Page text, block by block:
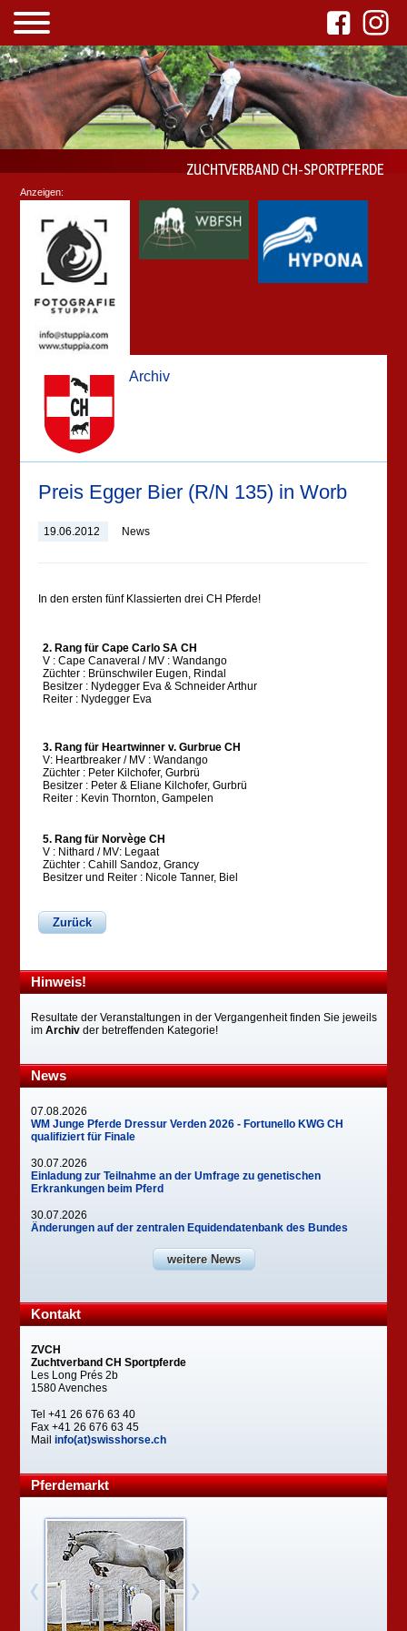
ZUCHTVERBAND CH-SPORTPFERDE
Archiv
Preis Egger Bier (R/N 135) in Worb
19.06.2012 News
In den ersten fünf Klassierten drei CH Pferde!
2. Rang für Cape Carlo SA CH
V : Cape Canaveral / MV : Wandango
Züchter : Brünschwiler Eugen, Rindal
Besitzer : Nydegger Eva & Schneider Arthur
Reiter : Nydegger Eva
3. Rang für Heartwinner v. Gurbrue CH
V: Heartbreaker / MV : Wandango
Züchter : Peter Kilchofer, Gurbrü
Besitzer : Peter & Eliane Kilchofer, Gurbrü
Reiter : Kevin Thornton, Gampelen
5. Rang für Norvège CH
V : Nithard / MV: Legaat
Züchter : Cahill Sandoz, Grancy
Besitzer und Reiter : Nicole Tanner, Biel
Zurück
Hinweis!
Resultate der Veranstaltungen in der Vergangenheit finden Sie jeweils
imArchiv der betreffenden Kategorie!
News
07.08.2026
WM Junge Pferde Dressur Verden 2026 - Fortunello KWG CH
qualifiziert für Finale
30.07.2026
Einladung zur Teilnahme an der Umfrage zu genetischen
Erkrankungen beim Pferd
30.07.2026
Änderungen auf der zentralen Equidendatenbank des Bundes
weitere News
Kontakt
ZVCH
Zuchtverband CH Sportpferde
Les Long Prés 2b
1580 Avenches
Tel +41 26 676 63 40
Fax +41 26 676 63 45
Mailinfo(at)swisshorse.ch
Pferdemarkt
Anzeigen: